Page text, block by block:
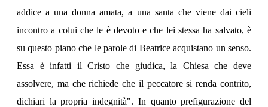
addice a una donna amata, a una santa che viene dai cieli
incontro a colui che le è devoto e che lei stessa ha salvato, è
su questo piano che le parole di Beatrice acquistano un senso.
Essa è infatti il Cristo che giudica, la Chiesa che deve
assolvere, ma che richiede che il peccatore si renda contrito,
dichiari la propria indegnità". In quanto prefigurazione del